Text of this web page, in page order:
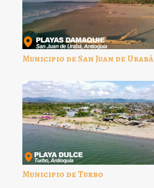
Municipio de San Juan de Urabá
Municipio de Turbo